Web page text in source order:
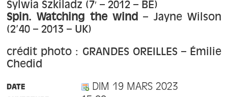
Sylwia Szkiladz (7′ – 2012 – BE)
Spin. Watching the wind – Jayne Wilson
(2’40 – 2013 – UK)
crédit photo : GRANDES OREILLES – Émilie
Chedid
DATE DIM 19 MARS 2023